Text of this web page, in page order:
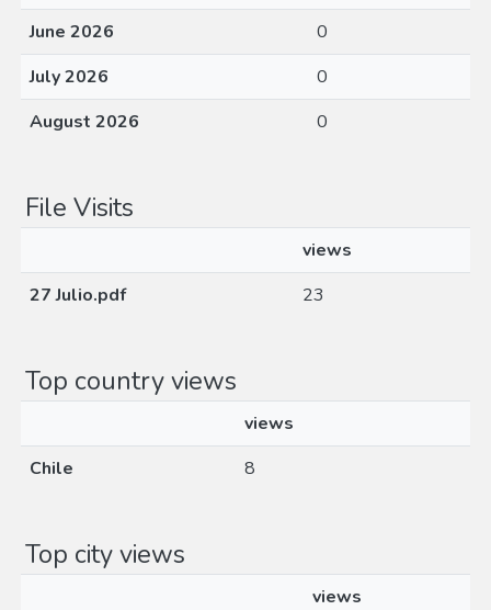
June 2026
0
July 2026
0
August 2026
0
File Visits
views
27 Julio.pdf
23
Top country views
views
Chile
8
Top city views
views